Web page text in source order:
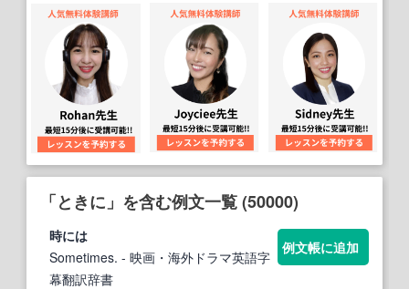
「ときに」を含む例文一覧 (50000)
時には
Sometimes. - 映画・海外ドラマ英語字
幕翻訳辞書
例文帳に追加